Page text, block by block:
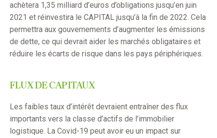
achètera 1,35 milliard d’euros d’obligations jusqu’en juin
2021 et réinvestira le CAPITAL jusqu’à la fin de 2022. Cela
permettra aux gouvernements d’augmenter les émissions
de dette, ce qui devrait aider les marchés obligataires et
réduire les écarts de risque dans les pays périphériques.
FLUX DE CAPITAUX
Les faibles taux d’intérêt devraient entraîner des flux
importants vers la classe d’actifs de l’immobilier
logistique. La Covid-19 peut avoir eu un impact sur